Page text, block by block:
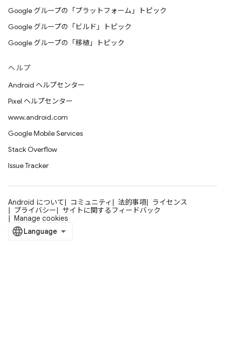
Google グループの「プラットフォーム」トピック
Google グループの「ビルド」トピック
Google グループの「移植」トピック
ヘルプ
Android ヘルプセンター
Pixel ヘルプセンター
www.android.com
Google Mobile Services
Stack Overflow
Issue Tracker
Android について コミュニティ 法的事項
ライセンス
プライバシー
サイトに関するフィードバック
Manage cookies